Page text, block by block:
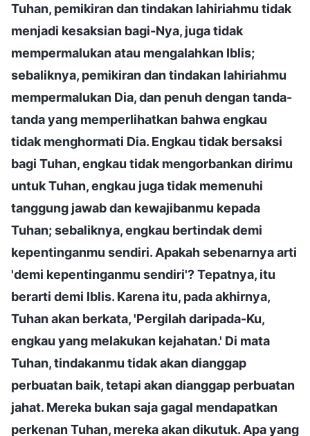
Tuhan, pemikiran dan tindakan lahiriahmu tidak
menjadi kesaksian bagi-Nya, juga tidak
mempermalukan atau mengalahkan Iblis;
sebaliknya, pemikiran dan tindakan lahiriahmu
mempermalukan Dia, dan penuh dengan tanda-
tanda yang memperlihatkan bahwa engkau
tidak menghormati Dia. Engkau tidak bersaksi
bagi Tuhan, engkau tidak mengorbankan dirimu
untuk Tuhan, engkau juga tidak memenuhi
tanggung jawab dan kewajibanmu kepada
Tuhan; sebaliknya, engkau bertindak demi
kepentinganmu sendiri. Apakah sebenarnya arti
'demi kepentinganmu sendiri'? Tepatnya, itu
berarti demi Iblis. Karena itu, pada akhirnya,
Tuhan akan berkata, 'Pergilah daripada-Ku,
engkau yang melakukan kejahatan.' Di mata
Tuhan, tindakanmu tidak akan dianggap
perbuatan baik, tetapi akan dianggap perbuatan
jahat. Mereka bukan saja gagal mendapatkan
perkenan Tuhan, mereka akan dikutuk. Apa yang